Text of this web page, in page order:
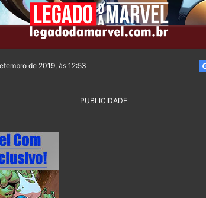
de 2019, às 12:53
PUBLICIDADE